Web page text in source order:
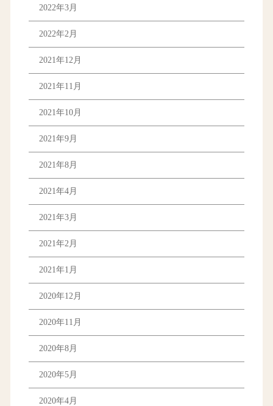
2022年3月
2022年2月
2021年12月
2021年11月
2021年10月
2021年9月
2021年8月
2021年4月
2021年3月
2021年2月
2021年1月
2020年12月
2020年11月
2020年8月
2020年5月
2020年4月